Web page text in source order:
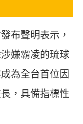
布聲明表示，
嫌霸凌的琉球
為全台首位因
，具備指標性